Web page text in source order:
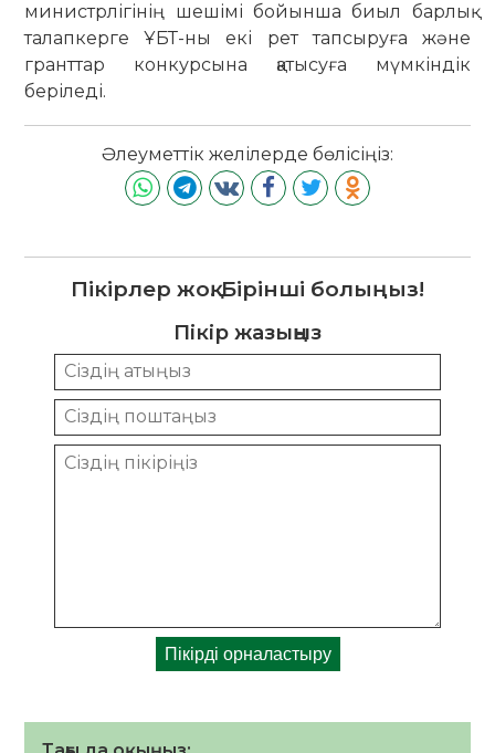
министрлігінің шешімі бойынша биыл барлық
талапкерге ҰБТ-ны екі рет тапсыруға және
гранттар конкурсына қатысуға мүмкіндік
беріледі.
Әлеуметтік желілерде бөлісіңіз:
Пікірлер жоқ. Бірінші болыңыз!
Пікір жазыңыз